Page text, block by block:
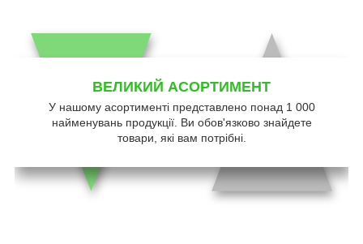
ВЕЛИКИЙ АСОРТИМЕНТ
У нашому асортименті представлено понад 1 000
найменувань продукції. Ви обов'язково знайдете
товари, які вам потрібні.